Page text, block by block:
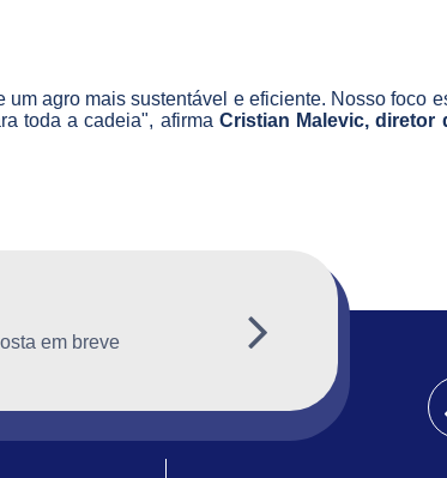
agro mais sustentável e eficiente. Nosso foco
toda a cadeia", afirma Cristian Malevic, diretor
em breve